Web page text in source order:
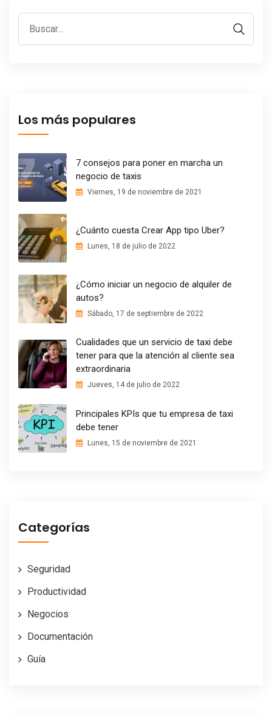
Los más populares
7 consejos para poner en marcha un
negocio de taxis
Viernes, 19 de noviembre de 2021
¿Cuánto cuesta Crear App tipo Uber?
Lunes, 18 de julio de 2022
¿Cómo iniciar un negocio de alquiler de
autos?
Sábado, 17 de septiembre de 2022
Cualidades que un servicio de taxi debe
tener para que la atención al cliente sea
extraordinaria
Jueves, 14 de julio de 2022
Principales KPIs que tu empresa de taxi
debe tener
Lunes, 15 de noviembre de 2021
Categorías
Seguridad
Productividad
Negocios
Documentación
Guía